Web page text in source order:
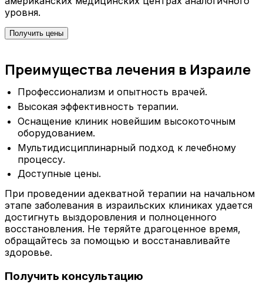
уровня.
Получить цены
Преимущества лечения в Израиле
Профессионализм и опытность врачей.
Высокая эффективность терапии.
Оснащение клиник новейшим высокоточным
оборудованием.
Мультидисциплинарный подход к лечебному
процессу.
Доступные цены.
При проведении адекватной терапии на начальном
этапе заболевания в израильских клиниках удается
достигнуть выздоровления и полноценного
восстановления. Не теряйте драгоценное время,
обращайтесь за помощью и восстанавливайте
здоровье.
Получить консультацию